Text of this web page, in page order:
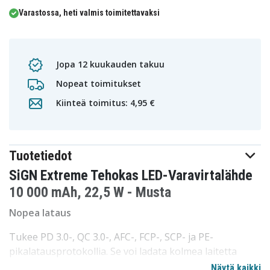
Varastossa, heti valmis toimitettavaksi
Jopa 12 kuukauden takuu
Nopeat toimitukset
Kiinteä toimitus: 4,95 €
Tuotetiedot
SiGN Extreme Tehokas LED-Varavirtalähde
10 000 mAh, 22,5 W - Musta
Nopea lataus
Tukee PD 3.0-, QC 3.0-, AFC-, FCP-, SCP- ja PE-
pikalatausprotokollia. Se voi ladata kolmea laitetta
samanaikaisesti ja voit jakaa sen perheesi ja ystäviesi